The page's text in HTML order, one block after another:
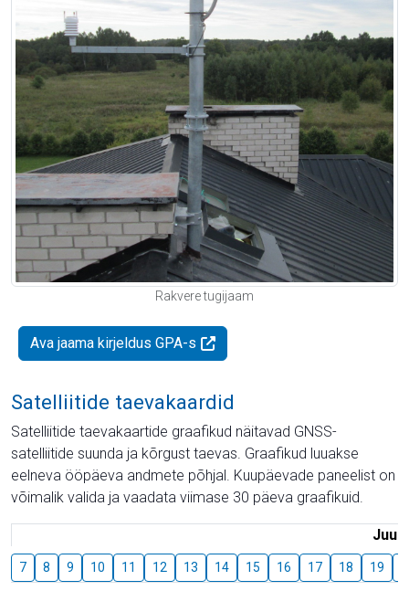
Rakvere tugijaam
Ava jaama kirjeldus GPA-s
Satelliitide taevakaardid
Satelliitide taevakaartide graafikud näitavad GNSS-
satelliitide suunda ja kõrgust taevas. Graafikud luuakse
eelneva ööpäeva andmete põhjal. Kuupäevade paneelist on
võimalik valida ja vaadata viimase 30 päeva graafikuid.
Juuli
7 8 9 10 11 12 13 14 15 16 17 18 19